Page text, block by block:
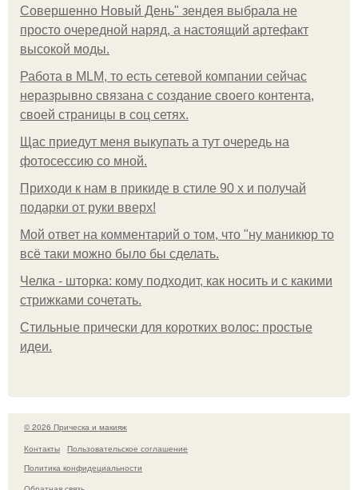
Совершенно Новый День" зендея выбрала не
просто очередной наряд, а настоящий артефакт
высокой моды.
Работа в MLM, то есть сетевой компании сейчас
неразрывно связана с создание своего контента,
своей страницы в соц сетях.
Щас приедут меня выкупать а тут очередь на
фотосессию со мной.
Приходи к нам в прикиде в стиле 90 х и получай
подарки от руки вверх!
Мой ответ на комментарий о том, что "ну маникюр то
всё таки можно было бы сделать.
Челка - шторка: кому подходит, как носить и с какими
стрижками сочетать.
Стильные прически для коротких волос: простые
идеи.
© 2026 Прическа и макияж
Контакты
Пользовательское соглашение
Политика конфидециальности